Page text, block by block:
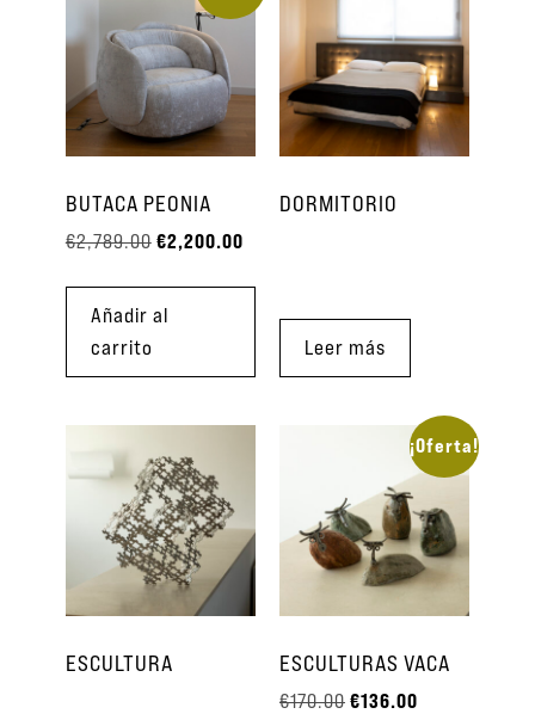
BUTACA PEONIA
€2,789.00 €2,200.00
Añadir al
carrito
DORMITORIO
Leer más
ESCULTURA
¡Oferta!
ESCULTURAS VACA
€170.00 €136.00